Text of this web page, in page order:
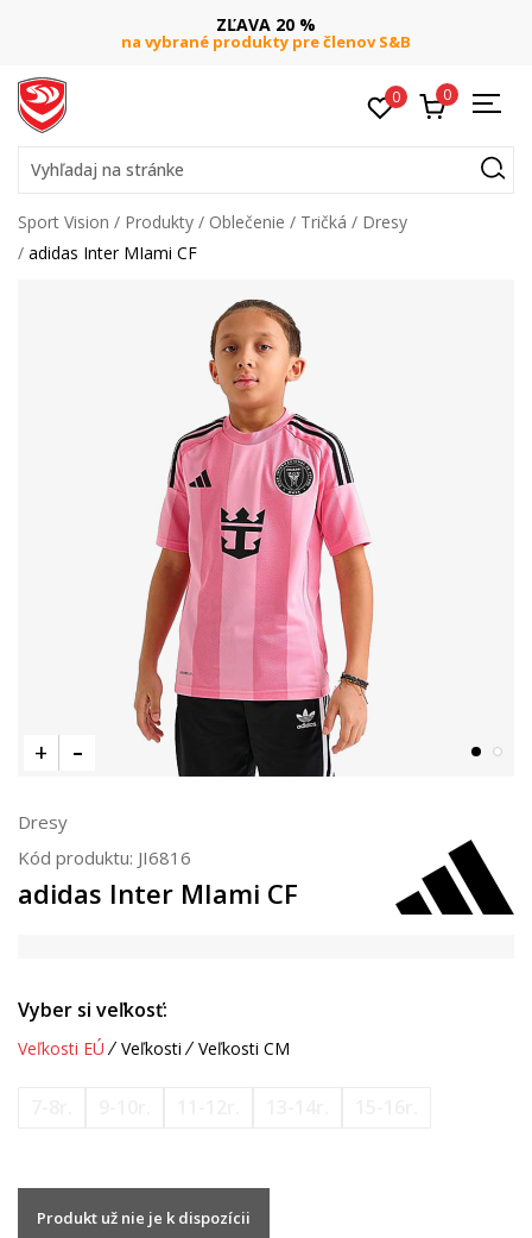
ZĽAVA 20 %
na vybrané produkty pre členov S&B
0 0
Vyhľadaj na stránke
Sport Vision Produkty Oblečenie Tričká
Dresy
adidas Inter MIami CF
Dresy
Kód produktu: JI6816
adidas Inter MIami CF
Vyber si veľkosť:
Veľkosti EÚ Veľkosti Veľkosti CM
Produkt už nie je k dispozícii